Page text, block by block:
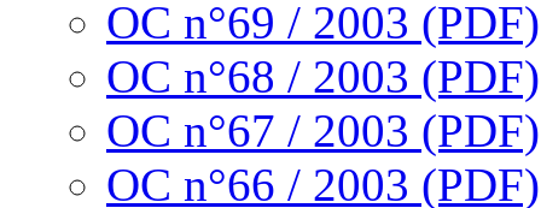
OC n°69 / 2003 (PDF)
OC n°68 / 2003 (PDF)
OC n°67 / 2003 (PDF)
OC n°66 / 2003 (PDF)